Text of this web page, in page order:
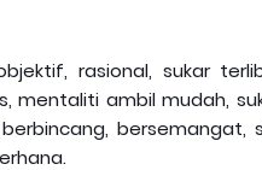
rasional, sukar
mentaliti ambil mudah,
bersemangat,